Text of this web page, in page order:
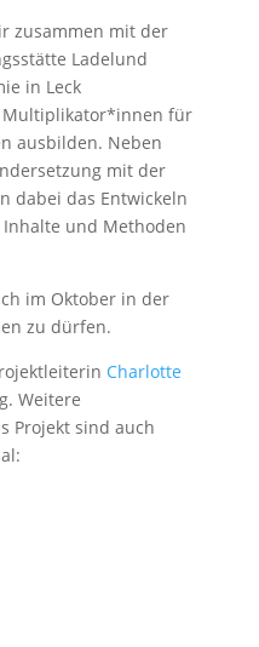
zusammen mit der
Ladelund
in Leck
für
ausbilden. Neben
mit der
dabei das Entwickeln
und Methoden
im Oktober in der
zu dürfen.
Charlotte
Weitere
Projekt sind auch